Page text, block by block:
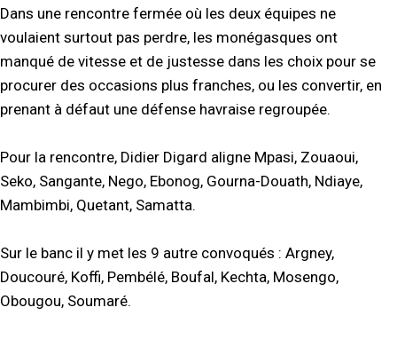
Dans une rencontre fermée où les deux équipes ne
voulaient surtout pas perdre, les monégasques ont
manqué de vitesse et de justesse dans les choix pour se
procurer des occasions plus franches, ou les convertir, en
prenant à défaut une défense havraise regroupée.
Pour la rencontre, Didier Digard aligne Mpasi, Zouaoui,
Seko, Sangante, Nego, Ebonog, Gourna-Douath, Ndiaye,
Mambimbi, Quetant, Samatta.
Sur le banc il y met les 9 autre convoqués : Argney,
Doucouré, Koffi, Pembélé, Boufal, Kechta, Mosengo,
Obougou, Soumaré.